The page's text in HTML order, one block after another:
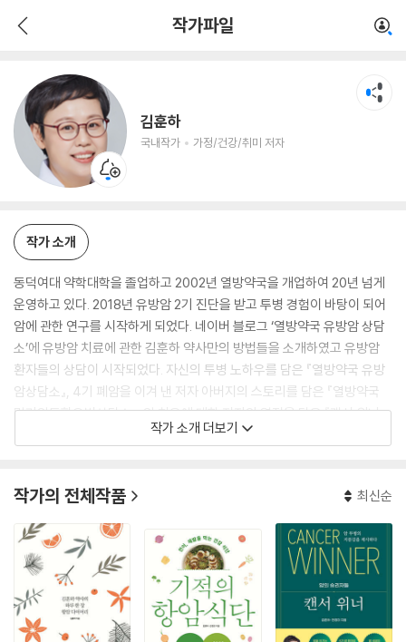
작가파일
김훈하
국내작가 가정/건강/취미 저자
가정/건강/취미 저자
작가 소개
동덕여대 약학대학을 졸업하고 2002년 열방약국을 개업하여 20년 넘게
운영하고 있다. 2018년 유방암 2기 진단을 받고 투병 경험이 바탕이 되어
암에 관한 연구를 시작하게 되었다. 네이버 블로그 ‘열방약국 유방암 상담
소’에 유방암 치료에 관한 김훈하 약사만의 방법들을 소개하였고 유방암
환자들의 상담이 시작되었다. 자신의 투병 노하우를 담은 『열방약국 유방
암상담소』, 4기 폐암을 이겨 낸 저자 아버지의 스토리를 담은 『열방약국
말기암통합요법상담소』, 암 치유에 대한 저자의 열정을 담은 『캔서 위너』,
암환자들의 전이와 재발을 막는 건강 식단을 소개한 『기적의 항암식단』을
열방약국과 (주)큐라엘의 대표로서 유튜브 채널 [열방상담소]를 통해 암
관련 주제로 지속적인 교육과 환자들과의 소통을 이어 가고 있으며, 암 환
자들을 위한 채소 주스 ‘베지셀’을 출시하여 식이요법에 혁신을 가져왔다.
활발한 저술 활동과 강연을 통해서 말기 암 치료의 새로운 방향을 제시하
고, 식이요법·영양요법·천연물요법의 중요성을 널리 알리고 있다.
작가 소개 더보기
작가의 전체작품 최신순